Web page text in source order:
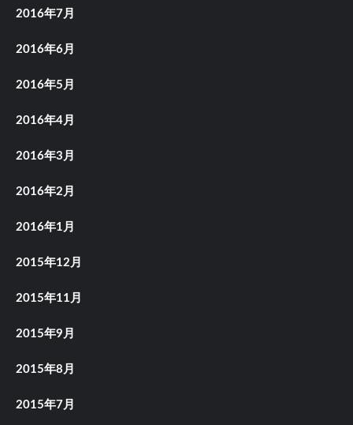
2016年7月
2016年6月
2016年5月
2016年4月
2016年3月
2016年2月
2016年1月
2015年12月
2015年11月
2015年9月
2015年8月
2015年7月